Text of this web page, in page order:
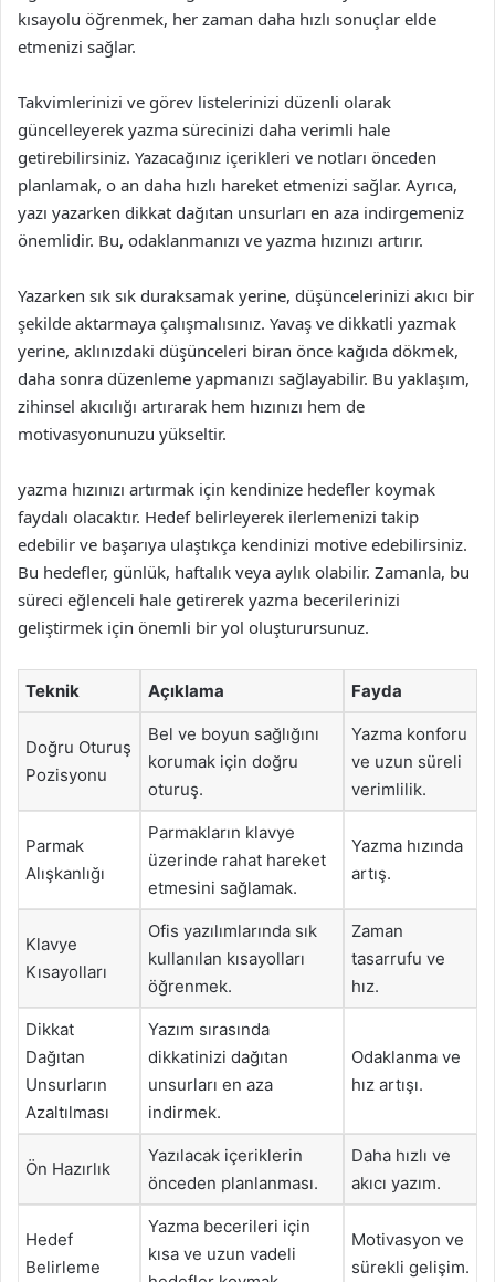
kısayolu öğrenmek, her zaman daha hızlı sonuçlar elde
etmenizi sağlar.
Takvimlerinizi ve görev listelerinizi düzenli olarak
güncelleyerek yazma sürecinizi daha verimli hale
getirebilirsiniz. Yazacağınız içerikleri ve notları önceden
planlamak, o an daha hızlı hareket etmenizi sağlar. Ayrıca,
yazı yazarken dikkat dağıtan unsurları en aza indirgemeniz
önemlidir. Bu, odaklanmanızı ve yazma hızınızı artırır.
Yazarken sık sık duraksamak yerine, düşüncelerinizi akıcı bir
şekilde aktarmaya çalışmalısınız. Yavaş ve dikkatli yazmak
yerine, aklınızdaki düşünceleri biran önce kağıda dökmek,
daha sonra düzenleme yapmanızı sağlayabilir. Bu yaklaşım,
zihinsel akıcılığı artırarak hem hızınızı hem de
motivasyonunuzu yükseltir.
yazma hızınızı artırmak için kendinize hedefler koymak
faydalı olacaktır. Hedef belirleyerek ilerlemenizi takip
edebilir ve başarıya ulaştıkça kendinizi motive edebilirsiniz.
Bu hedefler, günlük, haftalık veya aylık olabilir. Zamanla, bu
süreci eğlenceli hale getirerek yazma becerilerinizi
geliştirmek için önemli bir yol oluşturursunuz.
Teknik Açıklama Fayda
Doğru Oturuş
Pozisyonu
Bel ve boyun sağlığını
korumak için doğru
oturuş.
Yazma konforu
ve uzun süreli
verimlilik.
Parmak
Alışkanlığı
Parmakların klavye
üzerinde rahat hareket
etmesini sağlamak.
Yazma hızında
artış.
Klavye
Kısayolları
Ofis yazılımlarında sık
kullanılan kısayolları
öğrenmek.
Zaman
tasarrufu ve
hız.
Dikkat
Dağıtan
Unsurların
Azaltılması
Yazım sırasında
dikkatinizi dağıtan
unsurları en aza
indirmek.
Odaklanma ve
hız artışı.
Ön Hazırlık
Yazılacak içeriklerin
önceden planlanması.
Daha hızlı ve
akıcı yazım.
Hedef
Belirleme
Yazma becerileri için
kısa ve uzun vadeli
Motivasyon ve
sürekli gelişim.